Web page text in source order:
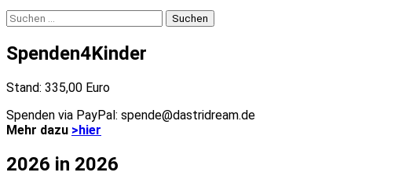
Suchen
nach:
Spenden4Kinder
Stand: 335,00 Euro
Spenden via PayPal: spende@dastridream.de
Mehr dazu >hier
2026 in 2026